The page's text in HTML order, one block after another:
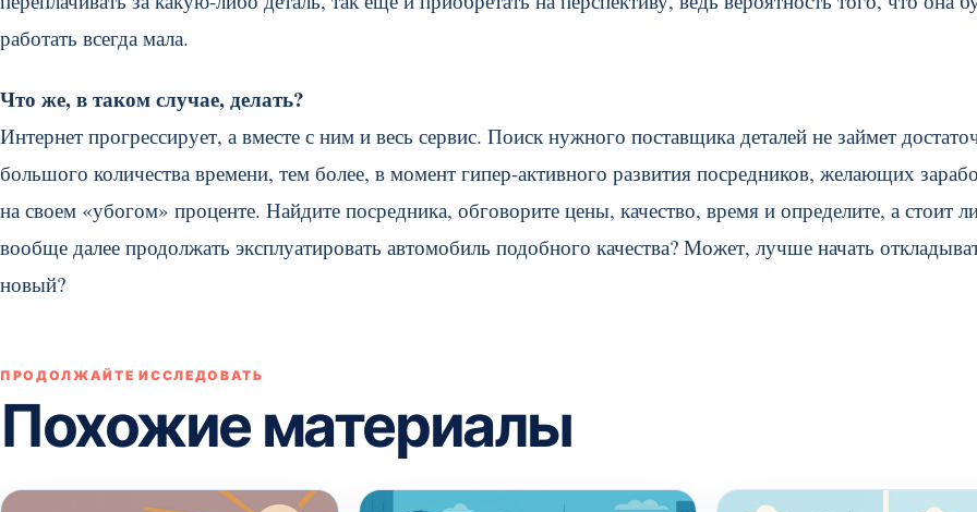
работать всегда мала.
Что же, в таком случае, делать?
Интернет прогрессирует, а вместе с ним и весь сервис. Поиск нужного поставщика деталей не займет
большого количества времени, тем более, в момент гипер-активного развития посредников, желающих
на своем «убогом» проценте. Найдите посредника, обговорите цены, качество, время и определите, а стоит
вообще далее продолжать эксплуатировать автомобиль подобного качества? Может, лучше начать
новый?
ПРОДОЛЖАЙТЕ ИССЛЕДОВАТЬ
Похожие материалы